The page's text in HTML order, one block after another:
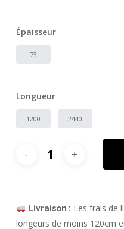
Épaisseur
73
Longueur
1200 2440
Livraison : Les frais de
longeurs de moins 120cm